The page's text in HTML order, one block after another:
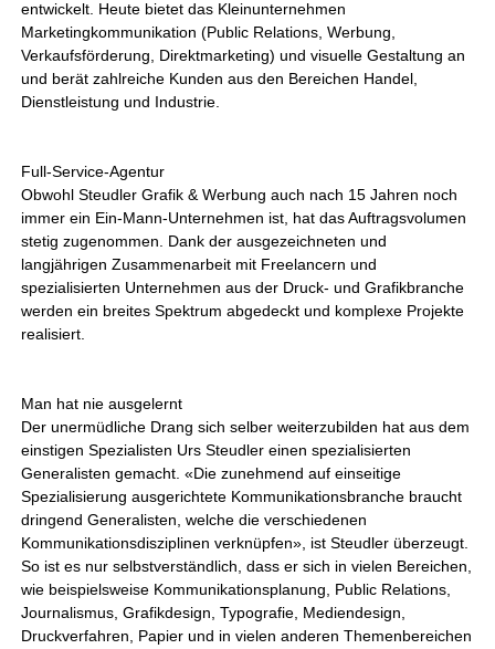
entwickelt. Heute bietet das Kleinunternehmen
Marketingkommunikation (Public Relations, Werbung,
Verkaufsförderung, Direktmarketing) und visuelle Gestaltung an
und berät zahlreiche Kunden aus den Bereichen Handel,
Dienstleistung und Industrie.
Full-Service-Agentur
Obwohl Steudler Grafik & Werbung auch nach 15 Jahren noch
immer ein Ein-Mann-Unternehmen ist, hat das Auftragsvolumen
stetig zugenommen. Dank der ausgezeichneten und
langjährigen Zusammenarbeit mit Freelancern und
spezialisierten Unternehmen aus der Druck- und Grafikbranche
werden ein breites Spektrum abgedeckt und komplexe Projekte
realisiert.
Man hat nie ausgelernt
Der unermüdliche Drang sich selber weiterzubilden hat aus dem
einstigen Spezialisten Urs Steudler einen spezialisierten
Generalisten gemacht. «Die zunehmend auf einseitige
Spezialisierung ausgerichtete Kommunikationsbranche braucht
dringend Generalisten, welche die verschiedenen
Kommunikationsdisziplinen verknüpfen», ist Steudler überzeugt.
So ist es nur selbstverständlich, dass er sich in vielen Bereichen,
wie beispielsweise Kommunikationsplanung, Public Relations,
Journalismus, Grafikdesign, Typografie, Mediendesign,
Druckverfahren, Papier und in vielen anderen Themenbereichen